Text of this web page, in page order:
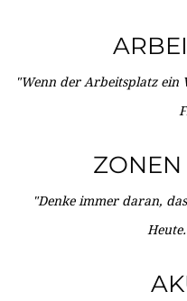
"Wenn der Arbeitsplatz ein
ZONEN
"Denke immer daran,